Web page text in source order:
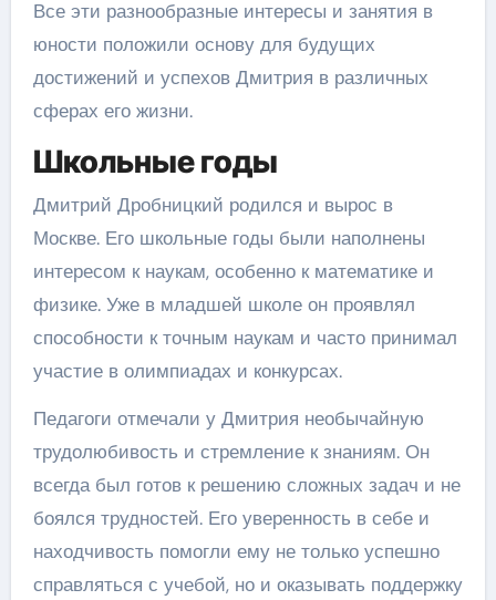
Все эти разнообразные интересы и занятия в
юности положили основу для будущих
достижений и успехов Дмитрия в различных
сферах его жизни.
Школьные годы
Дмитрий Дробницкий родился и вырос в
Москве. Его школьные годы были наполнены
интересом к наукам, особенно к математике и
физике. Уже в младшей школе он проявлял
способности к точным наукам и часто принимал
участие в олимпиадах и конкурсах.
Педагоги отмечали у Дмитрия необычайную
трудолюбивость и стремление к знаниям. Он
всегда был готов к решению сложных задач и не
боялся трудностей. Его уверенность в себе и
находчивость помогли ему не только успешно
справляться с учебой, но и оказывать поддержку